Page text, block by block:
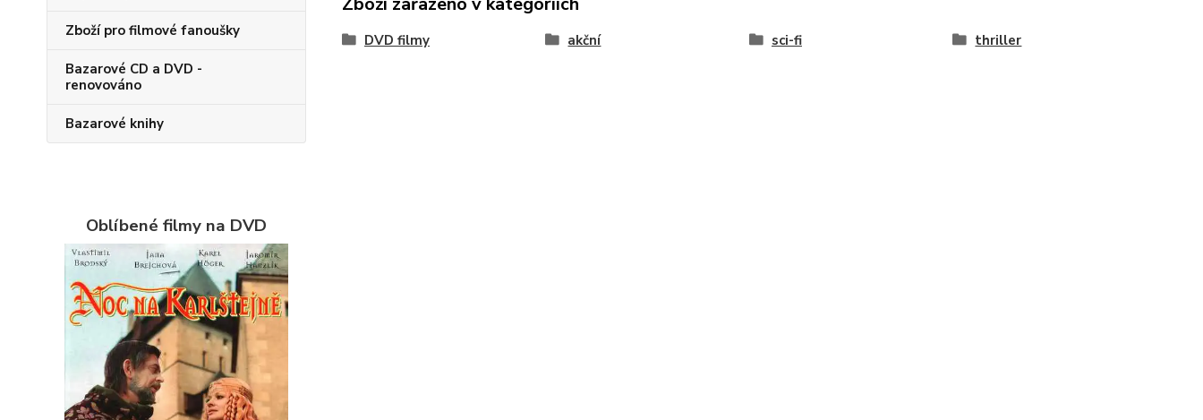
Zboží pro filmové fanoušky
Bazarové CD a DVD -
renovováno
Bazarové knihy
Oblíbené filmy na DVD
DVD filmy akční sci-fi thriller